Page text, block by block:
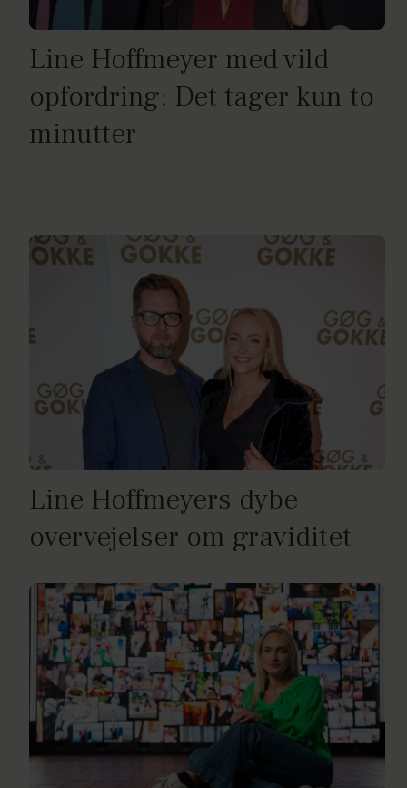
Line Hoffmeyer med vild
opfordring: Det tager kun to
minutter
Line Hoffmeyers dybe
overvejelser om graviditet